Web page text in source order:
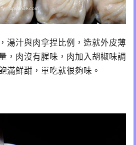
湯汁與肉拿捏比例，造就外皮薄
，肉沒有腥味，肉加入胡椒味調
滿鮮甜，單吃就很夠味。